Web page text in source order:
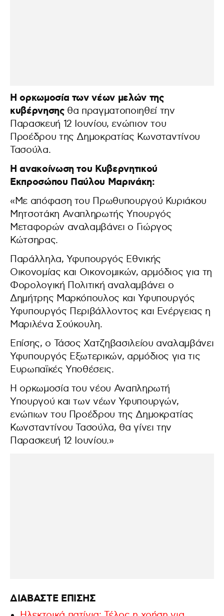
Η ορκωμοσία των νέων μελών της
κυβέρνησηςθα πραγματοποιηθεί την
Παρασκευή 12 Ιουνίου, ενώπιον του
Προέδρου της Δημοκρατίας Κωνσταντίνου
Τασούλα.
Η ανακοίνωση του Κυβερνητικού
Εκπροσώπου Παύλου Μαρινάκη:
«Με απόφαση του Πρωθυπουργού Κυριάκου
Μητσοτάκη Αναπληρωτής Υπουργός
Μεταφορών αναλαμβάνει ο Γιώργος
Κώτσηρας.
Παράλληλα, Υφυπουργός Εθνικής
Οικονομίας και Οικονομικών, αρμόδιος για τη
Φορολογική Πολιτική αναλαμβάνει ο
Δημήτρης Μαρκόπουλος και Υφυπουργός
Υφυπουργός Περιβάλλοντος και Ενέργειας η
Μαριλένα Σούκουλη.
Επίσης, ο Τάσος Χατζηβασιλείου αναλαμβάνει
Υφυπουργός Εξωτερικών, αρμόδιος για τις
Ευρωπαϊκές Υποθέσεις.
Η ορκωμοσία του νέου Αναπληρωτή
Υπουργού και των νέων Υφυπουργών,
ενώπιων του Προέδρου της Δημοκρατίας
Κωνσταντίνου Τασούλα, θα γίνει την
Παρασκευή 12 Ιουνίου.»
ΔΙΑΒΑΣΤΕ ΕΠΙΣΗΣ